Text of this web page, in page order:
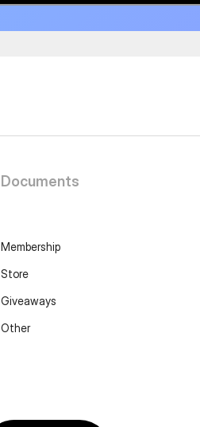
Documents
Membership
Store
Giveaways
Other